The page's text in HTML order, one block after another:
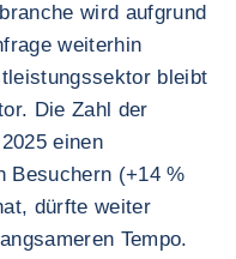
wird aufgrund
weiterhin
bleibt
Die Zahl der
einen
Besuchern (+14 %
dürfte weiter
Tempo.